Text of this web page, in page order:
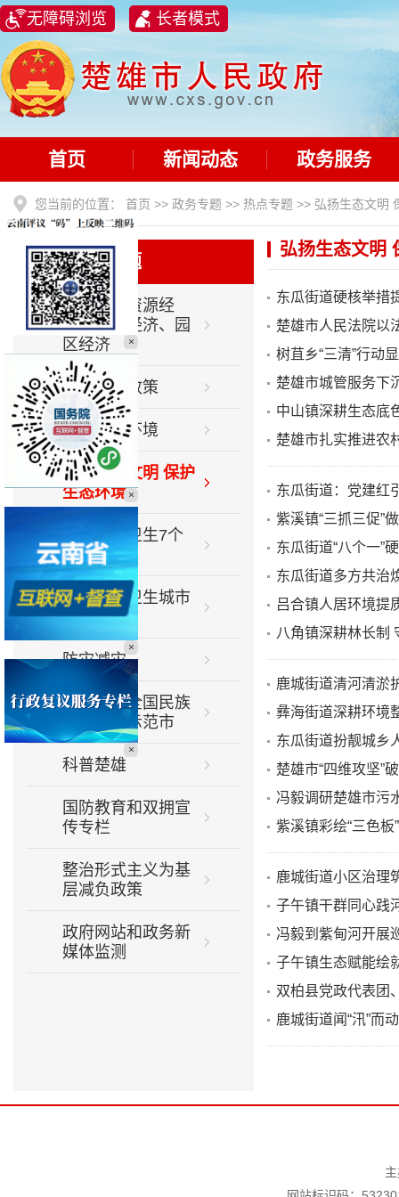
无障碍浏览 长者模式
首页 新闻动态 政务服务
您当前的位置： 首页 >> 政务专题 >> 热点专题 >> 弘扬生态文明
热点专题
大力发展资源经
济、开放经济、园
区经济
利企惠民政策
优化营商环境
弘扬生态文明 保护
生态环境
推进爱国卫生7个
专项行动
巩固国家卫生城市
专栏
防灾减灾
创建全省全国民族
团结进步示范市
科普楚雄
国防教育和双拥宣
传专栏
整治形式主义为基
层减负政策
政府网站和政务新
媒体监测
弘扬生态文明
东瓜街道硬核举措
楚雄市人民法院以
树苴乡“三清”行动
楚雄市城管服务下
中山镇深耕生态底
楚雄市扎实推进农
东瓜街道：党建红
紫溪镇“三抓三促”
东瓜街道“八个一”
东瓜街道多方共治
吕合镇人居环境提
八角镇深耕林长制
鹿城街道清河清淤
彝海街道深耕环境
东瓜街道扮靓城乡
楚雄市“四维攻坚”
冯毅调研楚雄市污
紫溪镇彩绘“三色板
鹿城街道小区治理
子午镇干群同心践
冯毅到紫甸河开展
子午镇生态赋能绘
双柏县党政代表团
鹿城街道闻“汛”而
×
×
×
×